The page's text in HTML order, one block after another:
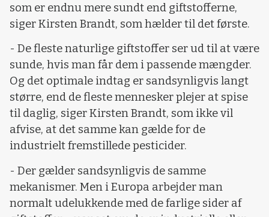
som er endnu mere sundt end giftstofferne,
siger Kirsten Brandt, som hælder til det første.
- De fleste naturlige giftstoffer ser ud til at være
sunde, hvis man får dem i passende mængder.
Og det optimale indtag er sandsynligvis langt
større, end de fleste mennesker plejer at spise
til daglig, siger Kirsten Brandt, som ikke vil
afvise, at det samme kan gælde for de
industrielt fremstillede pesticider.
- Der gælder sandsynligvis de samme
mekanismer. Men i Europa arbejder man
normalt udelukkende med de farlige sider af